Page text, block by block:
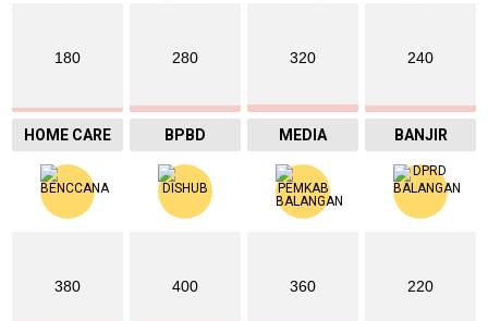
180
HOME CARE
280
BPBD
320
MEDIA
240
BANJIR
380 400 360 220